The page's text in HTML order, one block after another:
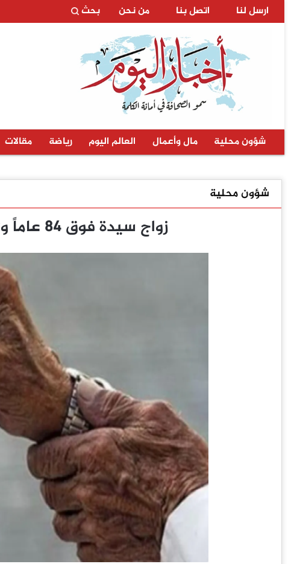
ارسل لنا اتصل بنا من نحن بحث
شؤون محلية مال وأعمال العالم اليوم رياضة مقالات
شؤون محلية
زواج سيدة فوق 84 عاماً و32 رجلاً مسناً خلال عام 2024